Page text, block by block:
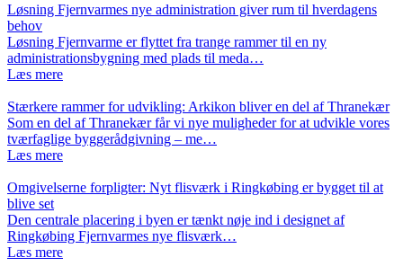
Løsning Fjernvarmes nye administration giver rum til hverdagens
behov
Løsning Fjernvarme er flyttet fra trange rammer til en ny
administrationsbygning med plads til meda…
Læs mere
Stærkere rammer for udvikling: Arkikon bliver en del af Thranekær
Som en del af Thranekær får vi nye muligheder for at udvikle vores
tværfaglige byggerådgivning – me…
Læs mere
Omgivelserne forpligter: Nyt flisværk i Ringkøbing er bygget til at
blive set
Den centrale placering i byen er tænkt nøje ind i designet af
Ringkøbing Fjernvarmes nye flisværk…
Læs mere